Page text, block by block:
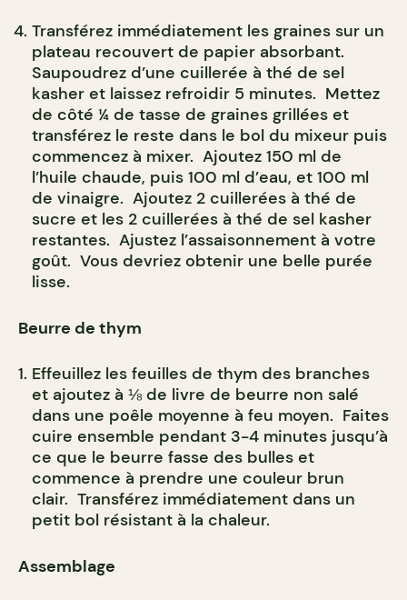
Transférez immédiatement les graines sur un
plateau recouvert de papier absorbant.
Saupoudrez d’une cuillerée à thé de sel
kasher et laissez refroidir 5 minutes. Mettez
de côté ¼ de tasse de graines grillées et
transférez le reste dans le bol du mixeur puis
commencez à mixer. Ajoutez 150 ml de
l’huile chaude, puis 100 ml d’eau, et 100 ml
de vinaigre. Ajoutez 2 cuillerées à thé de
sucre et les 2 cuillerées à thé de sel kasher
restantes. Ajustez l’assaisonnement à votre
goût. Vous devriez obtenir une belle purée
lisse.
Beurre de thym
Effeuillez les feuilles de thym des branches
et ajoutez à ⅛ de livre de beurre non salé
dans une poêle moyenne à feu moyen. Faites
cuire ensemble pendant 3-4 minutes jusqu’à
ce que le beurre fasse des bulles et
commence à prendre une couleur brun
clair. Transférez immédiatement dans un
petit bol résistant à la chaleur.
Assemblage